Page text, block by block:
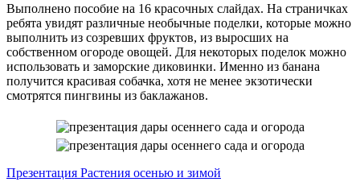
Выполнено пособие на 16 красочных слайдах. На страничках
ребята увидят различные необычные поделки, которые можно
выполнить из созревших фруктов, из выросших на
собственном огороде овощей. Для некоторых поделок можно
использовать и заморские диковинки. Именно из банана
получится красивая собачка, хотя не менее экзотически
смотрятся пингвины из баклажанов.
Презентация Растения осенью и зимой